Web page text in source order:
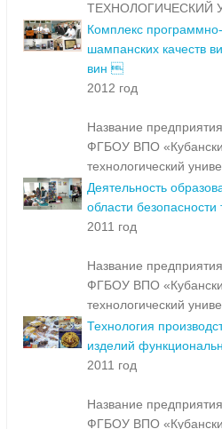
ТЕХНОЛОГИЧЕСКИЙ
Комплекс
шампанских качеств
вин 
2012 год
Название
ФГБОУ ВПО
технологический
Деятельность
области безопасности
2011 год
Название
ФГБОУ ВПО
технологический
Технология
изделий
2011 год
Название
ФГБОУ ВПО